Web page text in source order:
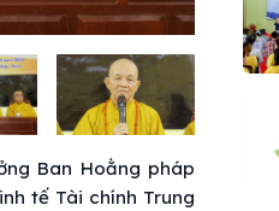
Ban Hoằng pháp
tế Tài chính Trung